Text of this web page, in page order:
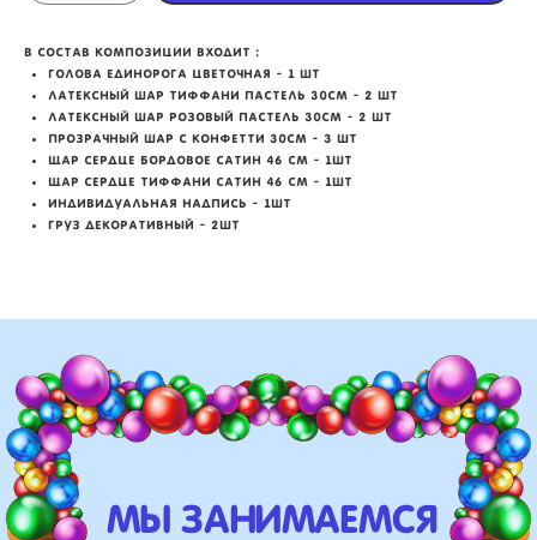
в состав композиции входит :
голова единорога цветочная - 1 шт
Латексный шар тиффани пастель 30см - 2 шт
Латексный шар розовый пастель 30см - 2 шт
Прозрачный шар с конфетти 30см - 3 шт
Щар сердце бордовое сатин 46 см - 1шт
Щар сердце тиффани сатин 46 см - 1шт
Индивидуальная надпись - 1шт
Груз декоративный - 2шт
мероприятий (от детских до
различных площадок (лофты,
рестораны, магазины)
мы занимаемся
оформлением: